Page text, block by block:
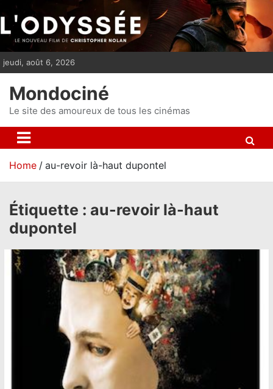
i
p
t
n
t
jeudi, août 6, 2026
Mondociné
Le site des amoureux de tous les cinémas
Home au-revoir là-haut dupontel
Étiquette : au-revoir là-haut
dupontel